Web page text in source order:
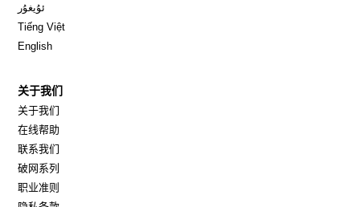
ئۇيغۇر
Tiếng Việt
English
关于我们
关于我们
在线帮助
联系我们
破网系列
职业准则